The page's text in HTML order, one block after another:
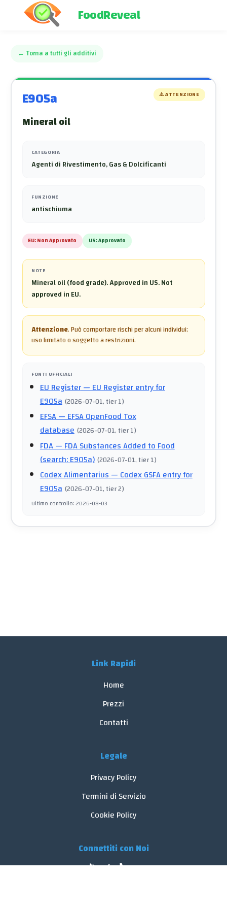
FoodReveal
← Torna a tutti gli additivi
E905a ⚠️ATTENZIONE
Mineral oil
CATEGORIA
Agenti di Rivestimento, Gas & Dolcificanti
FUNZIONE
antischiuma
EU:Non Approvato US:Approvato
NOTE
Mineral oil (food grade). Approved in US. Not
approved in EU.
Attenzione.Può comportare rischi per alcuni individui;
uso limitato o soggetto a restrizioni.
FONTI UFFICIALI
EU Register— EU Register entry for
E905a (2026-07-01, tier 1)
EFSA— EFSA OpenFood Tox
database (2026-07-01, tier 1)
FDA— FDA Substances Added to Food
(search: E905a) (2026-07-01, tier 1)
Codex Alimentarius— Codex GSFA entry for
E905a (2026-07-01, tier 2)
Ultimo controllo:2026-08-03
Link Rapidi
Home
Prezzi
Contatti
Legale
Privacy Policy
Termini di Servizio
Cookie Policy
Connettiti con Noi